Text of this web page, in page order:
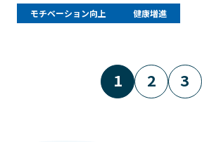
モチベーション向上 健康増進
1 2 3